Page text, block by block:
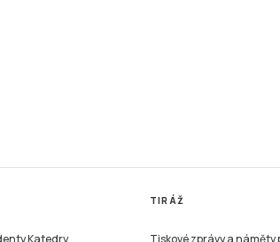
Katedry
TIRÁŽ
Tiskové zprávy a náměty